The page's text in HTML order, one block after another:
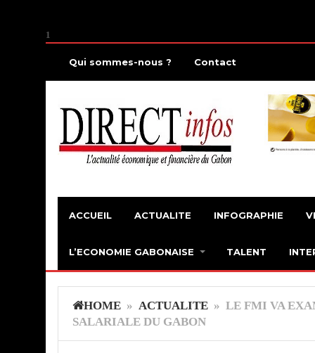
1
Qui sommes-nous ? Contact
ACCUEIL ACTUALITE INFOGRAPHIE
L’ECONOMIE GABONAISE TALENT
HOME » ACTUALITE » LE FMI VA
SALARIALE DU GABON